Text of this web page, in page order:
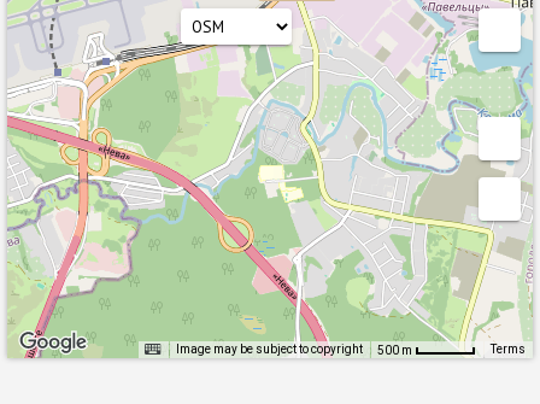
Image may be subject to copyright 500 m Terms